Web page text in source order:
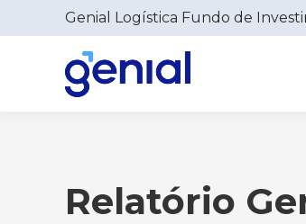
Genial Logística Fundo de
Relatório